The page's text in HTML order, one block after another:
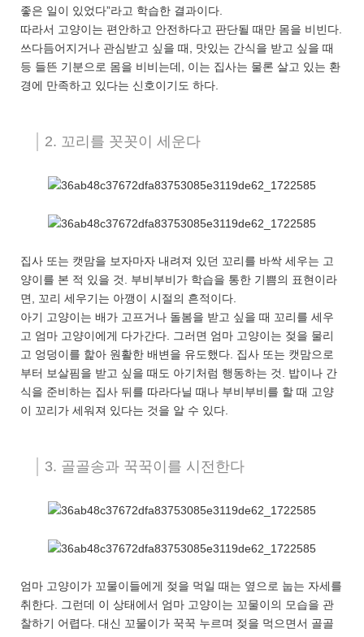
좋은 일이 있었다”라고 학습한 결과이다.
따라서 고양이는 편안하고 안전하다고 판단될 때만 몸을 비빈다.
쓰다듬어지거나 관심받고 싶을 때, 맛있는 간식을 받고 싶을 때
등 들뜬 기분으로 몸을 비비는데, 이는 집사는 물론 살고 있는 환
경에 만족하고 있다는 신호이기도 하다.
2. 꼬리를 꼿꼿이 세운다
집사 또는 캣맘을 보자마자 내려져 있던 꼬리를 바싹 세우는 고
양이를 본 적 있을 것. 부비부비가 학습을 통한 기쁨의 표현이라
면, 꼬리 세우기는 아깽이 시절의 흔적이다.
아기 고양이는 배가 고프거나 돌봄을 받고 싶을 때 꼬리를 세우
고 엄마 고양이에게 다가간다. 그러면 엄마 고양이는 젖을 물리
고 엉덩이를 핥아 원활한 배변을 유도했다. 집사 또는 캣맘으로
부터 보살핌을 받고 싶을 때도 아기처럼 행동하는 것. 밥이나 간
식을 준비하는 집사 뒤를 따라다닐 때나 부비부비를 할 때 고양
이 꼬리가 세워져 있다는 것을 알 수 있다.
3. 골골송과 꾹꾹이를 시전한다
엄마 고양이가 꼬물이들에게 젖을 먹일 때는 옆으로 눕는 자세를
취한다. 그런데 이 상태에서 엄마 고양이는 꼬물이의 모습을 관
찰하기 어렵다. 대신 꼬물이가 꾹꾹 누르며 젖을 먹으면서 골골